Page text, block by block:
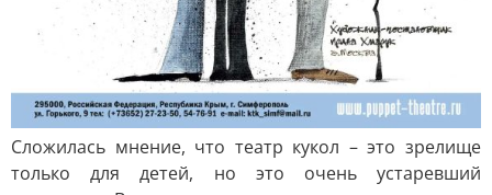
Сложилась мнение, что театр кукол – это зрелище
только для детей, но это очень устаревший